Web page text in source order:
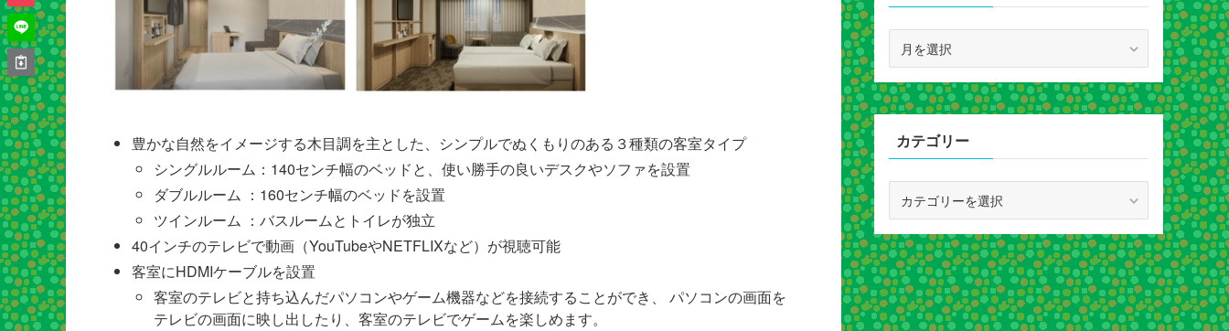
豊かな自然をイメージする木目調を主とした、シンプルでぬくもりのある３種類の客室タイプ
シングルルーム：140センチ幅のベッドと、使い勝手の良いデスクやソファを設置
ダブルルーム ：160センチ幅のベッドを設置
ツインルーム ：バスルームとトイレが独立
40インチのテレビで動画（YouTubeやNETFLIXなど）が視聴可能
客室にHDMIケーブルを設置
客室のテレビと持ち込んだパソコンやゲーム機器などを接続することができ、 パソコンの画面を
テレビの画面に映し出したり、客室のテレビでゲームを楽しめます。
カ
イ
ブ
カテゴリー
ゴ
リ
ー